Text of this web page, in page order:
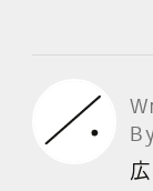
Webマ